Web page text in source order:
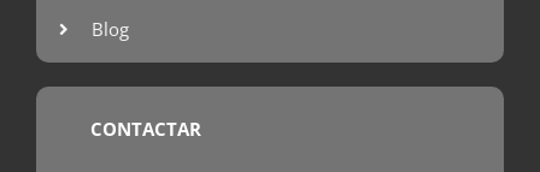
Blog
CONTACTAR